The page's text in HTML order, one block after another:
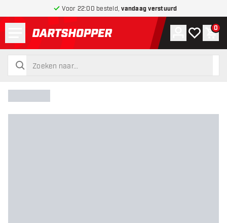
Voor 22:00 besteld,vandaag verstuurd
terug naar home pagina
zoeken
zoeken
Account
Mijn 0